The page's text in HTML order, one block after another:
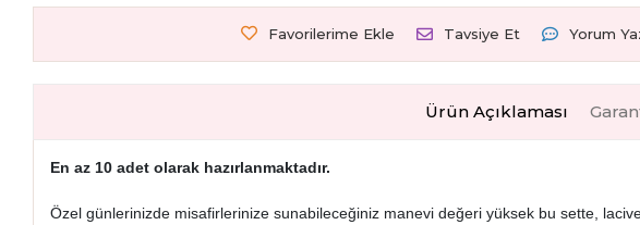
Favorilerime Ekle Tavsiye Et Yorum
Ürün Açıklaması
En az 10 adet olarak hazırlanmaktadır.
Özel günlerinizde misafirlerinize sunabileceğiniz manevi değeri yüksek bu sette,